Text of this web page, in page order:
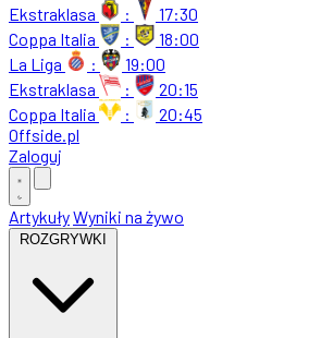
Ekstraklasa
:
17:30
Coppa Italia
:
18:00
La Liga
:
19:00
Ekstraklasa
:
20:15
Coppa Italia
:
20:45
Offside.pl
Zaloguj
ArtykułyWyniki na żywo
ROZGRYWKI